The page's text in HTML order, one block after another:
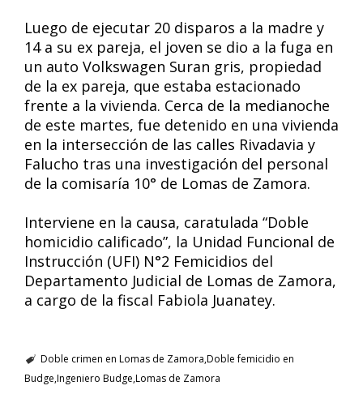
Luego de ejecutar 20 disparos a la madre y
14 a su ex pareja, el joven se dio a la fuga en
un auto Volkswagen Suran gris, propiedad
de la ex pareja, que estaba estacionado
frente a la vivienda. Cerca de la medianoche
de este martes, fue detenido en una vivienda
en la intersección de las calles Rivadavia y
Falucho tras una investigación del personal
de la comisaría 10° de Lomas de Zamora.
Interviene en la causa, caratulada “Doble
homicidio calificado”, la Unidad Funcional de
Instrucción (UFI) N°2 Femicidios del
Departamento Judicial de Lomas de Zamora,
a cargo de la fiscal Fabiola Juanatey.
Doble crimen en Lomas de Zamora Doble femicidio en
Budge Ingeniero Budge Lomas de Zamora